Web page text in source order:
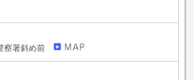
察署斜め前